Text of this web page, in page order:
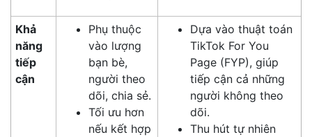
Khả
năng
tiếp
cận
Phụ thuộc
vào lượng
bạn bè,
người theo
dõi, chia sẻ.
Tối ưu hơn
nếu kết hợp
Dựa vào thuật toán
TikTok For You
Page (FYP), giúp
tiếp cận cả những
người không theo
dõi.
Thu hút tự nhiên